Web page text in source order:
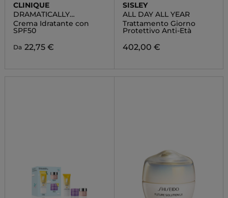
CLINIQUE
DRAMATICALLY
DIFFERENT
MOISTURIZING LOTION
SPF50
Crema Idratante con
SPF50
Da 22,75 €
SISLEY
ALL DAY ALL YEAR
Trattamento Giorno
Protettivo Anti-Età
402,00 €